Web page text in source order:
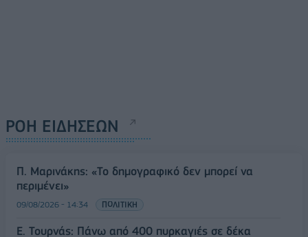
ΡΟΗ ΕΙΔΗΣΕΩΝ
Π. Μαρινάκης: «Το δημογραφικό δεν μπορεί να
περιμένει»
09/08/2026 - 14:34 ΠΟΛΙΤΙΚΗ
Ε. Τουρνάς: Πάνω από 400 πυρκαγιές σε δέκα